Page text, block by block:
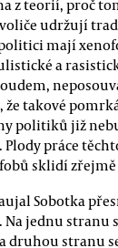
z teorií, proč
voliče udržují
mají
a
že takové
politiků již
práce
sklidí
Sobotka
jednu stranu
druhou stranu